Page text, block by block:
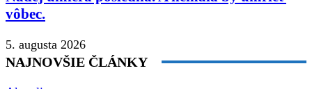
vôbec.
5. augusta 2026
NAJNOVŠIE ČLÁNKY